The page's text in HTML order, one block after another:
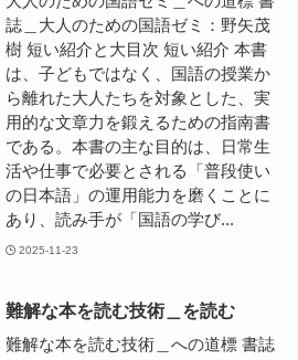
誌＿大人のための国語ゼミ：野矢茂
樹 短い紹介と大目次 短い紹介 本書
は、子どもではなく、国語の授業か
ら離れた大人たちを対象とした、実
用的な文章力を鍛えるための指南書
である。本書の主な目的は、日常生
活や仕事で必要とされる「普段使い
の日本語」の運用能力を磨くことに
あり、読み手が「国語の学び...
2025-11-23
難解な本を読む技術＿を読む
難解な本を読む技術＿への道標 書誌